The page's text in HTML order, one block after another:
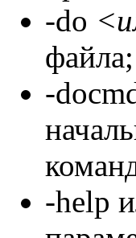
-do
файла;
-
-help